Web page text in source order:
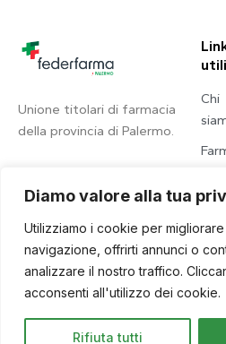
Diamo valore alla tua
Utilizziamo i cookie per
navigazione, offrirti annunci o
analizzare il nostro traffico.
acconsenti all'utilizzo dei cookie.
Rifiuta tutti
Unione titolari di farmacia
della provincia di Palermo.
utili
Chi
© 2026. © U.Ti.Farma – All